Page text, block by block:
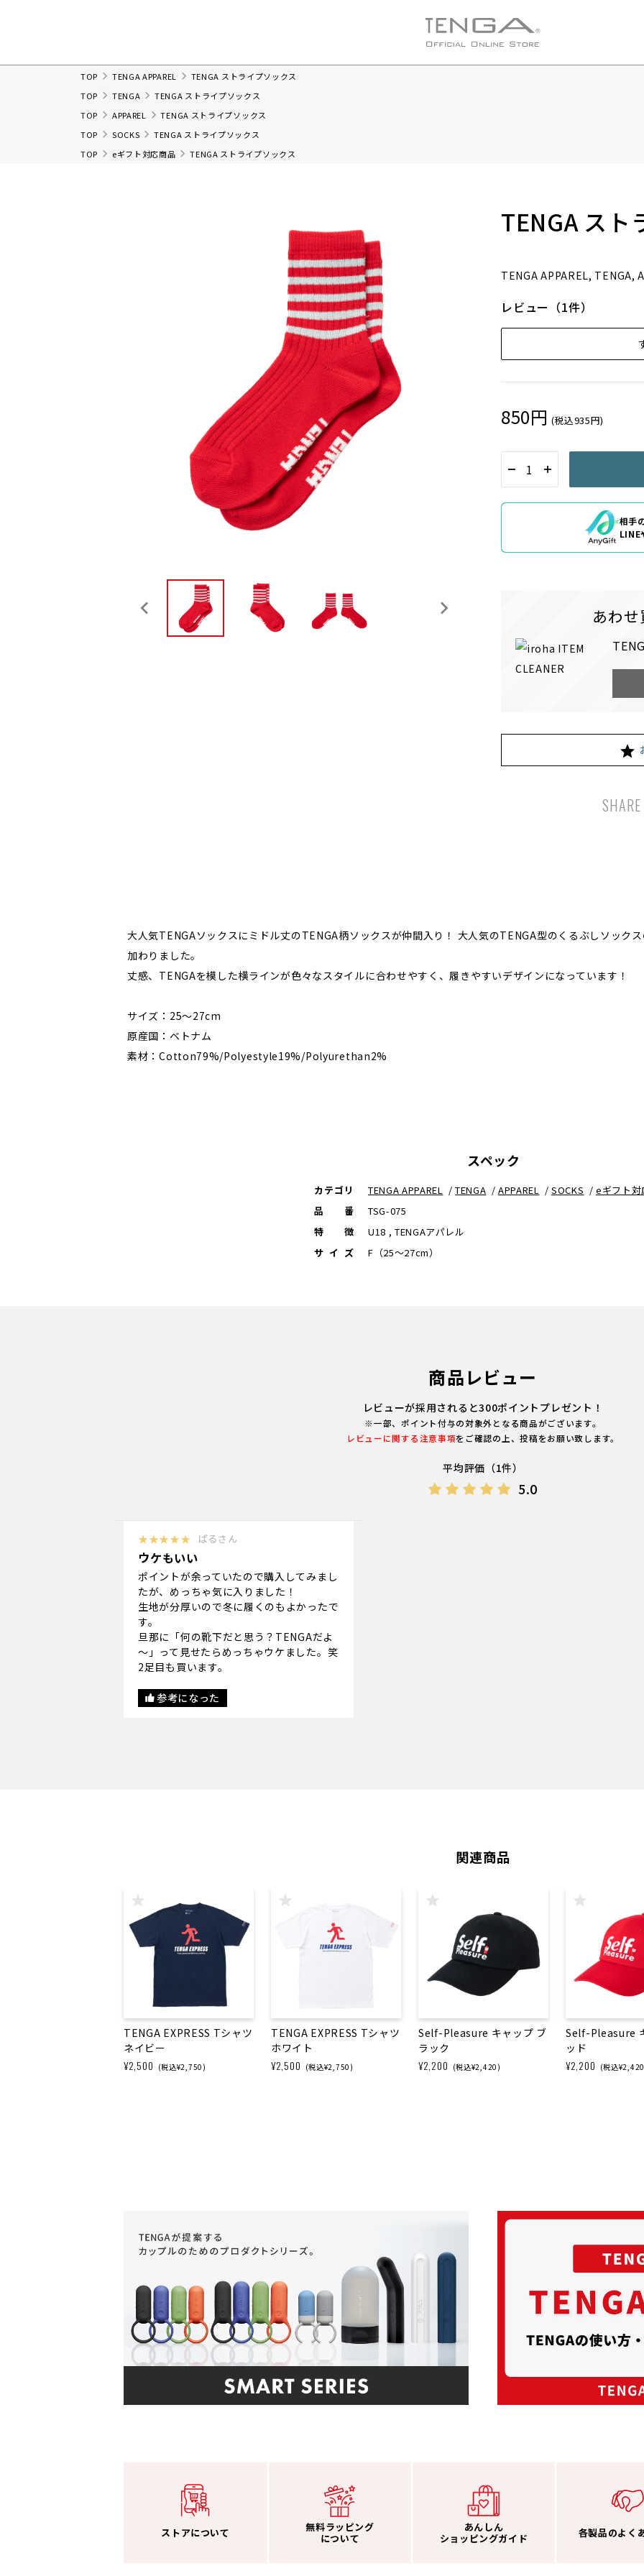
TOP TENGA APPAREL
TENGA ストライプソックス
TOP
TENGA
TENGA ストライプソックス
TOP
APPAREL
TENGA ストライプソックス
TOP
SOCKS
TENGA ストライプソックス
TOP
eギフト対応商品 TENGA ストライプソックス
TENGA スト
TENGA APPAREL, TENGA,
レビュー（1件）
850円 (税込935円)
相手
LINE
あわ
SHARE
大人気TENGAソックスにミドル丈のTENGA柄ソックスが仲間入り！ 大人気のTENGA型のくるぶしソック
加わりました。
丈感、TENGAを模した横ラインが色々なスタイルに合わせやすく、履きやすいデザインになっています！
サイズ：25〜27cm
原産国：ベトナム
素材：Cotton79%/Polyestyle19%/Polyurethan2%
スペック
カテゴリ TENGA APPAREL /TENGA / APPAREL /SOCKS / eギフト対
品番
TSG-075
特徴
U18 , TENGAアパレル
サイズ
F（25〜27cm）
商品レビュー
レビューが採用されると300ポイントプレゼント！
※一部、ポイント付与の対象外となる商品がございます。
レビューに関する注意事項をご確認の上、投稿をお願い致します。
平均評価（1件）
5.0
★★★★★ ぱるさん
ウケもいい
ポイントが余っていたので購入してみまし
たが、めっちゃ気に入りました！
生地が分厚いので冬に履くのもよかったで
す。
旦那に「何の靴下だと思う？TENGAだよ
～」って見せたらめっちゃウケました。笑
2足目も買います。
参考になった
関連商品
TENGA EXPRESS Tシャツ
ネイビー
¥2,500 (税込¥2,750)
TENGA EXPRESS Tシャツ
ホワイト
¥2,500 (税込¥2,750)
Self-Pleasure キャップ ブ
ラック
¥2,200 (税込¥2,420)
Self-Pleasure
ッド
¥2,200 (税込
ストアについて
無料ラッピング
について
あんしん
ショッピングガイド
各製品のよく